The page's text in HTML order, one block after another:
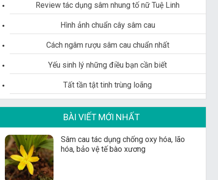
Review tác dụng sâm nhung tố nữ Tuệ Linh
Hình ảnh chuẩn cây sâm cau
Cách ngâm rượu sâm cau chuẩn nhất
Yếu sinh lý những điều bạn cần biết
Tất tần tật tinh trùng loãng
BÀI VIẾT MỚI NHẤT
Sâm cau tác dụng chống oxy hóa, lão
hóa, bảo vệ tế bào xương